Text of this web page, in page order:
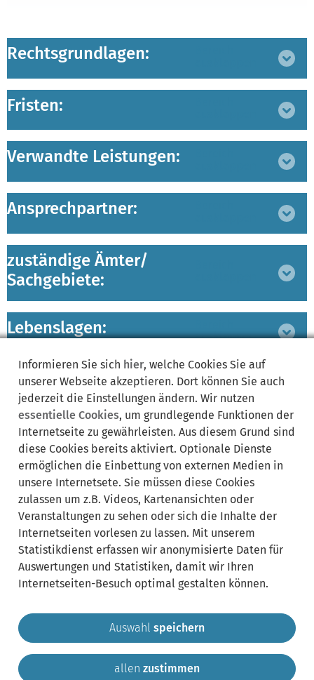
Rechtsgrundlagen:
Fristen:
Verwandte Leistungen:
Ansprechpartner:
zuständige Ämter/
Sachgebiete:
ausklappen
Lebenslagen:
Synonyme:
KündigungObdachlos ObdachloseObdachlosigkeit
Räumungsklage RäumungsurteilStraßenkinder
UnterkunftslosWohnsitzlosZwangsräumung
Gemeinde Krailling Impressum
Informieren Sie sich hier, welche Cookies Sie auf
unserer Webseite akzeptieren. Dort können Sie auch
jederzeit die Einstellungen ändern. Wir nutzen
essentielle Cookies, um grundlegende Funktionen der
Internetseite zu gewährleisten. Aus diesem Grund sind
diese Cookies bereits aktiviert. Optionale Dienste
ermöglichen die Einbettung von externen Medien in
unsere Internetsete. Sie müssen diese Cookies
zulassen um z.B. Videos, Kartenansichten oder
Veranstaltungen zu sehen oder sich die Inhalte der
Internetseiten vorlesen zu lassen. Mit unserem
Statistikdienst erfassen wir anonymisierte Daten für
Auswertungen und Statistiken, damit wir Ihren
Internetseiten-Besuch optimal gestalten können.
Auswahl speichern
allen zustimmen